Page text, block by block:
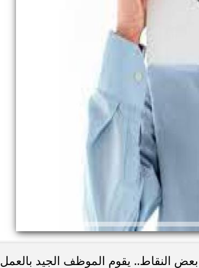
النقاط.. يقوم الموظف الجيد بالعمل
عالمي